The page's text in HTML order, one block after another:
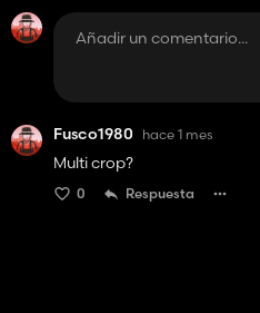
Fusco1980 hace 1 mes
Multi crop?
0 Respuesta